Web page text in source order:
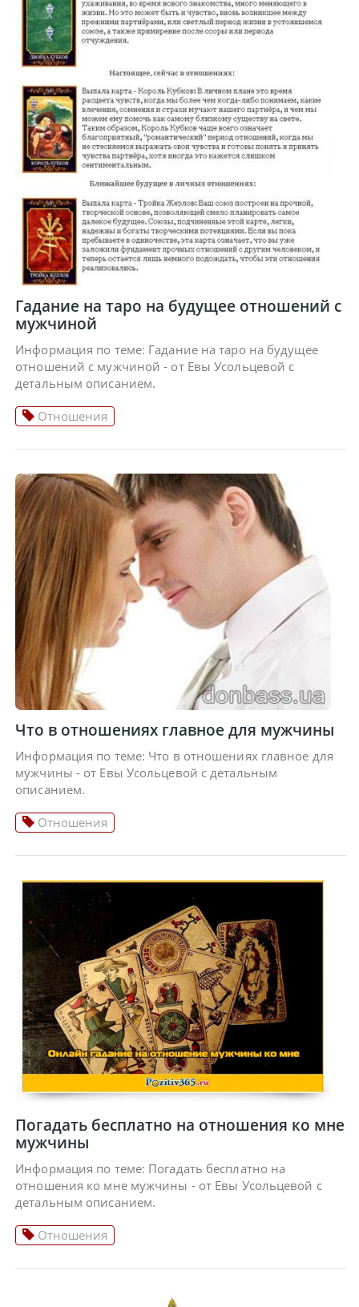
Гадание на таро на будущее отношений с
мужчиной
Информация по теме: Гадание на таро на будущее
отношений с мужчиной - от Евы Усольцевой с
детальным описанием.
Отношения
Что в отношениях главное для мужчины
Информация по теме: Что в отношениях главное для
мужчины - от Евы Усольцевой с детальным
описанием.
Отношения
Погадать бесплатно на отношения ко мне
мужчины
Информация по теме: Погадать бесплатно на
отношения ко мне мужчины - от Евы Усольцевой с
детальным описанием.
Отношения